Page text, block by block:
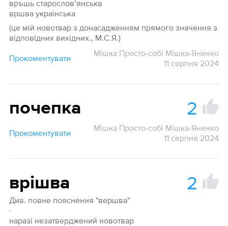
връшь старослов’янська
вршва українська
(це мій новотвар з донасадженням прямого значення з
відповідних вихідних., М.С.Я.)
Прокоментувати
Мішка Просто-собі Мішка-Яненко
11 серпня 2024
почепка 2
Прокоментувати
Мішка Просто-собі Мішка-Яненко
11 серпня 2024
врішва 2
Див. повне пояснення "вершва"
·
наразі незатверджений новотвар